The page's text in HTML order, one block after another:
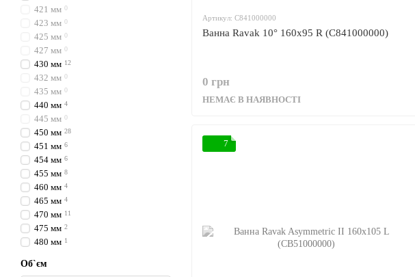
Артикул: C841000000
Ванна Ravak 10° 160x95 R (C841000000)
0 грн
НЕМАЄ В НАЯВНОСТІ
7
421 мм 0
423 мм 0
425 мм 0
427 мм 0
430 мм 12
432 мм 0
435 мм 0
440 мм 4
445 мм 0
450 мм 28
451 мм 6
454 мм 6
455 мм 8
460 мм 4
465 мм 4
470 мм 11
475 мм 2
480 мм 1
Об`єм